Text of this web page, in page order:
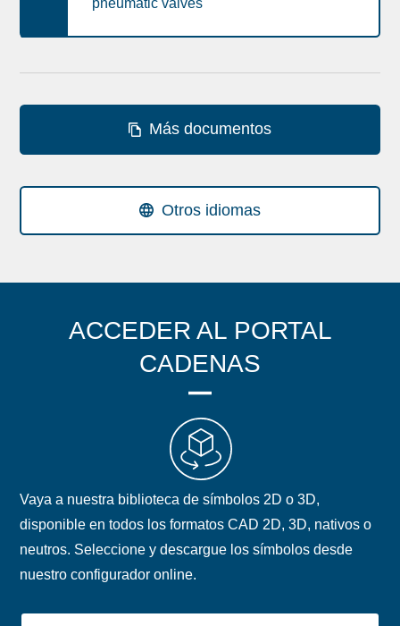
pneumatic valves
Más documentos
Otros idiomas
ACCEDER AL PORTAL
CADENAS
Vaya a nuestra biblioteca de símbolos 2D o 3D,
disponible en todos los formatos CAD 2D, 3D, nativos o
neutros. Seleccione y descargue los símbolos desde
nuestro configurador online.